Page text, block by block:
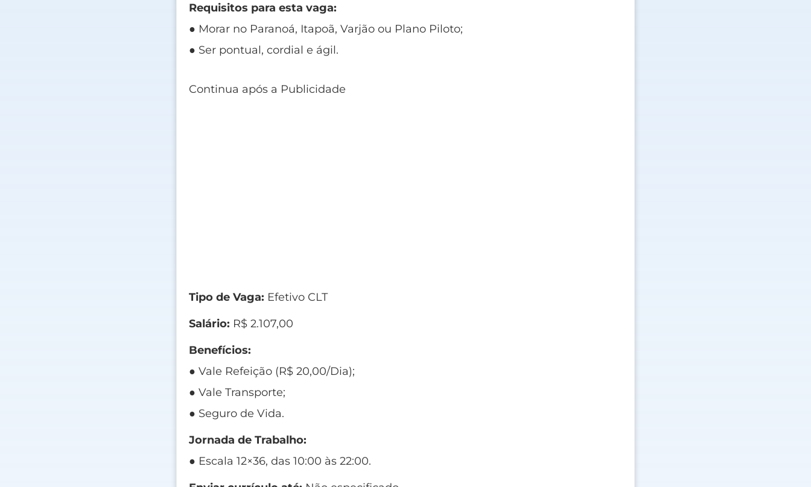
Requisitos para esta vaga:
● Morar no Paranoá, Itapoã, Varjão ou Plano Piloto;
● Ser pontual, cordial e ágil.
Continua após a Publicidade
Tipo de Vaga: Efetivo CLT
Salário: R$ 2.107,00
Benefícios:
● Vale Refeição (R$ 20,00/Dia);
● Vale Transporte;
● Seguro de Vida.
Jornada de Trabalho:
● Escala 12×36, das 10:00 às 22:00.